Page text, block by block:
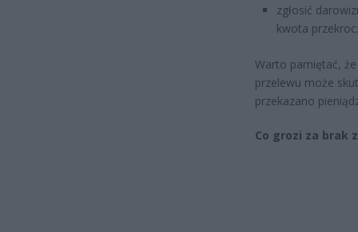
zgłosić
kwota
Warto pamiętać,
przelewu może
przekazano
Co grozi za brak